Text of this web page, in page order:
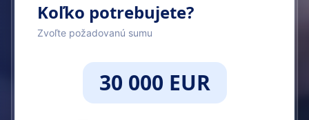
Koľko potrebujete?
Zvoľte požadovanú sumu
30 000 EUR